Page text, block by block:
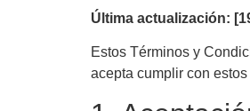
Última actualización:
Estos Términos y
acepta cumplir con